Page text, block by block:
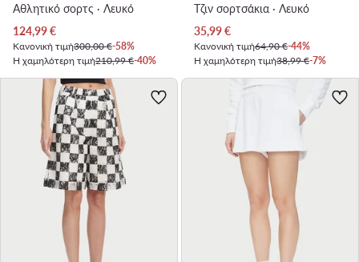
Αθλητικό σορτς · Λευκό
Τρέχουσα τιμή
124,99€
Κανονική τιμή300,00 €-58%
Η χαμηλότερη τιμή210,99 €-40%
Τζιν σορτσάκια · Λευκό
Τρέχουσα τιμή
35,99€
Κανονική τιμή64,90 €-44%
Η χαμηλότερη τιμή38,99 €-7%